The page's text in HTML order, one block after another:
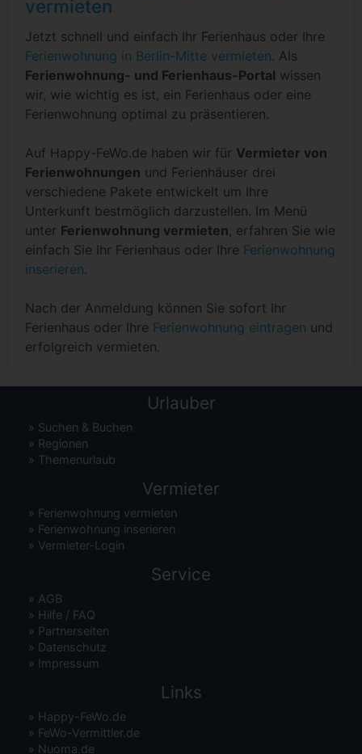
vermieten
Jetzt schnell und einfach Ihr Ferienhaus oder Ihre
Ferienwohnung in Berlin-Mitte vermieten. Als
Ferienwohnung- und Ferienhaus-Portal wissen
wir, wie wichtig es ist, ein Ferienhaus oder eine
Ferienwohnung optimal zu präsentieren.
Auf Happy-FeWo.de haben wir für Vermieter von
Ferienwohnungen und Ferienhäuser drei
verschiedene Pakete entwickelt um Ihre
Unterkunft bestmöglich darzustellen. Im Menü
unter Ferienwohnung vermieten, erfahren Sie wie
einfach Sie Ihr Ferienhaus oder Ihre Ferienwohnung
inserieren.
Nach der Anmeldung können Sie sofort Ihr
Ferienhaus oder Ihre Ferienwohnung eintragen und
erfolgreich vermieten.
Urlauber
» Suchen & Buchen
» Regionen
» Themenurlaub
Vermieter
» Ferienwohnung vermieten
» Ferienwohnung inserieren
» Vermieter-Login
Service
» AGB
» Hilfe / FAQ
» Partnerseiten
» Datenschutz
» Impressum
Links
» Happy-FeWo.de
» FeWo-Vermittler.de
» Nuoma.de